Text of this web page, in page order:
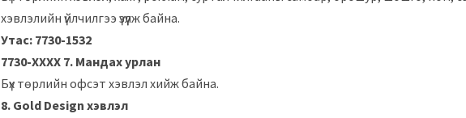
хэвлэлийн үйлчилгээ үзүүлж байна.
Утас: 7730-1532
7730-ХХХХ 7. Мандах урлан
Бүх төрлийн офсэт хэвлэл хийж байна.
8. Gold Design хэвлэл